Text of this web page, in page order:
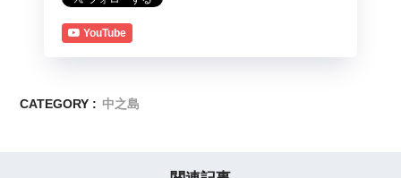
YouTube
CATEGORY : 中之島